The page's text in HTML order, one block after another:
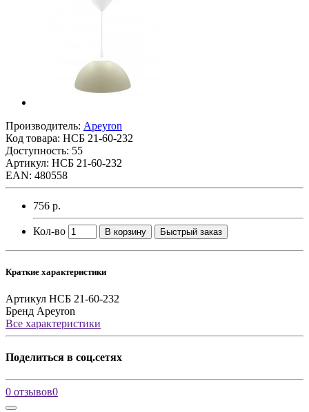
Производитель: Apeyron
Код товара: НСБ 21-60-232
Доступность: 55
Артикул: НСБ 21-60-232
EAN: 480558
756 р.
Кол-во В корзину Быстрый заказ
Краткие характеристики
Артикул НСБ 21-60-232
Бренд Apeyron
Все характеристики
Поделиться в соц.сетях
0 отзывов0